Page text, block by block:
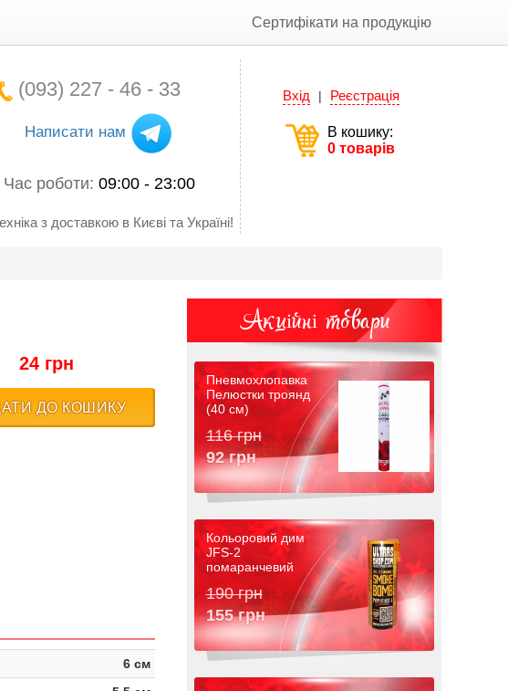
Сертифікати на продукцію
(093) 227 - 46 - 33
Написати нам
Час роботи: 09:00 - 23:00
з доставкою в Києві та Україні!
Вхід | Реєстрація
В кошику:
0 товарів
24 грн
ДО КОШИКУ
6 см
Акційні товари
Пневмохлопавка
Пелюстки троянд
(40 см)
116 грн
92 грн
Кольоровий дим
JFS-2
помаранчевий
190 грн
155 грн